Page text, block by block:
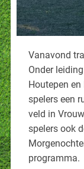
Vanavond
Onder
Houtepen
spelers een
veld in
spelers ook
programma.